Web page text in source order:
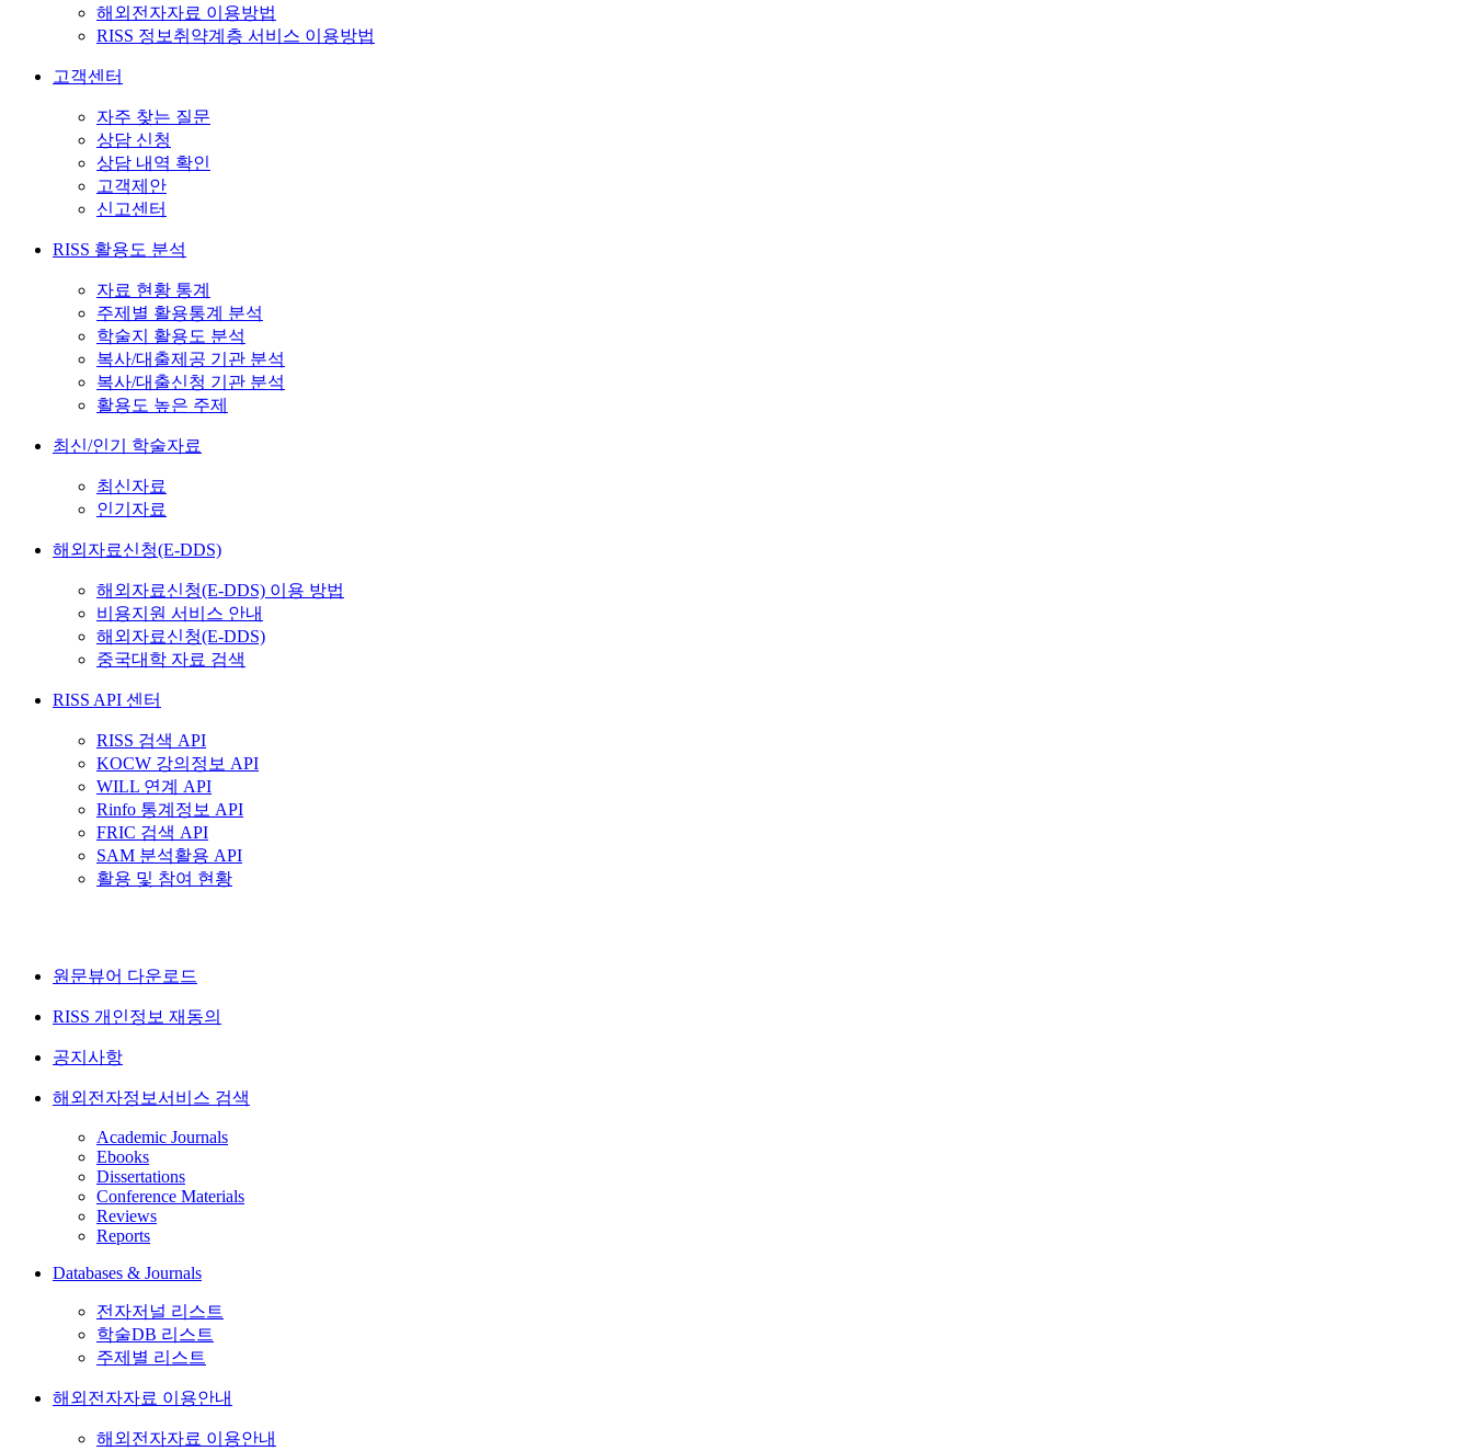
해외전자자료 이용방법
RISS 정보취약계층 서비스 이용방법
고객센터
자주 찾는 질문
상담 신청
상담 내역 확인
고객제안
신고센터
RISS 활용도 분석
자료 현황 통계
주제별 활용통계 분석
학술지 활용도 분석
복사/대출제공 기관 분석
복사/대출신청 기관 분석
활용도 높은 주제
최신/인기 학술자료
최신자료
인기자료
해외자료신청(E-DDS)
해외자료신청(E-DDS) 이용 방법
비용지원 서비스 안내
해외자료신청(E-DDS)
중국대학 자료 검색
RISS API 센터
RISS 검색 API
KOCW 강의정보 API
WILL 연계 API
Rinfo 통계정보 API
FRIC 검색 API
SAM 분석활용 API
활용 및 참여 현황
원문뷰어 다운로드
RISS 개인정보 재동의
공지사항
해외전자정보서비스 검색
Academic Journals
Ebooks
Dissertations
Conference Materials
Reviews
Reports
Databases & Journals
전자저널 리스트
학술DB 리스트
주제별 리스트
해외전자자료 이용안내
해외전자자료 이용안내